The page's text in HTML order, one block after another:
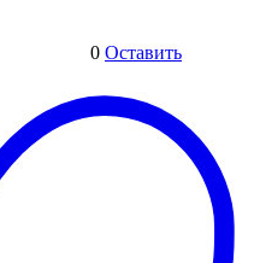
0 Оставить